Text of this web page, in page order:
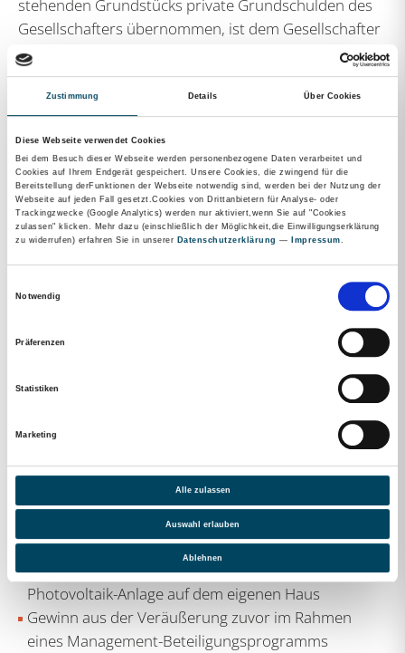
Zustimmung Details Über Cookies
Diese Webseite verwendet Cookies
Bei dem Besuch dieser Webseite werden personenbezogene Daten verarbeitet und
Cookies auf Ihrem Endgerät gespeichert. Unsere Cookies, die zwingend für die
Bereitstellung derFunktionen der Webseite notwendig sind, werden bei der Nutzung der
Webseite auf jeden Fall gesetzt.Cookies von Drittanbietern für Analyse- oder
Trackingzwecke (Google Analytics) werden nur aktiviert,wenn Sie auf "Cookies
zulassen" klicken. Mehr dazu (einschließlich der Möglichkeit,die Einwilligungserklärung
zu widerrufen) erfahren Sie in unserer Datenschutzerklärung — Impressum.
Notwendig
Präferenzen
Statistiken
Marketing
Alle zulassen
Auswahl erlauben
Ablehnen
stehenden Grundstücks private Grundschulden des
Gesellschafters übernommen, ist dem Gesellschafter
nach dem Urteil des Finanzgerichts Düsseldorf eine
verdeckte Gewinnausschüttung in Höhe der
übernommenen Verbindlichkeiten hinzuzurechnen,
wenn seitens der GmbH kein betriebliches Interesse
an der Nutzung für dieses Grundstück besteht und
sich aus dem Vorkaufsrecht keine sonstigen Vorteile
für sie ergeben.
Weitere Themen aus dieser
Steuerliche Fragen bei Überlassung von Fahrrädern
und E-Bikes mit Zubehör an Arbeitnehmer
Spenden anlässlich Hochwasserhilfe sind steuerlich
absetzbar
Genussrechtsausschüttungen als Einkünfte aus
nichtselbstständiger Arbeit oder Einkünfte aus
Kapitalvermögen
Gewinnerzielungsabsicht bei Betrieb einer
Photovoltaik-Anlage auf dem eigenen Haus
Gewinn aus der Veräußerung zuvor im Rahmen
eines Management-Beteiligungsprogramms